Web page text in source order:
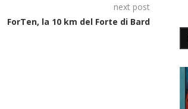
next post
ForTen, la 10 km del Forte di Bard